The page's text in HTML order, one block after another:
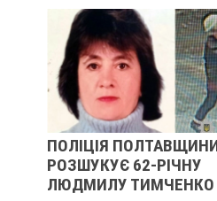
ПОЛІЦІЯ ПОЛТАВЩИНИ
РОЗШУКУЄ 62-РІЧНУ
ЛЮДМИЛУ ТИМЧЕНКО